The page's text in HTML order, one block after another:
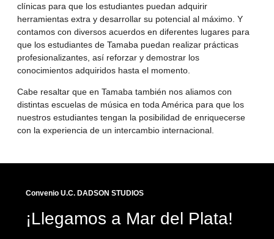
clínicas para que los estudiantes puedan adquirir
herramientas extra y desarrollar su potencial al máximo. Y
contamos con diversos acuerdos en diferentes lugares para
que los estudiantes de Tamaba puedan realizar prácticas
profesionalizantes, así reforzar y demostrar los
conocimientos adquiridos hasta el momento.
Cabe resaltar que en Tamaba también nos aliamos con
distintas escuelas de música en toda América para que los
nuestros estudiantes tengan la posibilidad de enriquecerse
con la experiencia de un intercambio internacional.
Convenio U.C. DADSON STUDIOS
¡Llegamos a Mar del Plata!